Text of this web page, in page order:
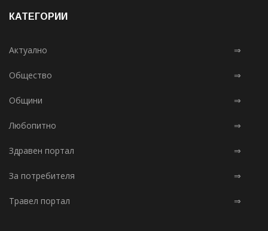
КАТЕГОРИИ
Актуално ⇒
Общество ⇒
Общини ⇒
Любопитно ⇒
Здравен портал ⇒
За потребителя ⇒
Травел портал ⇒